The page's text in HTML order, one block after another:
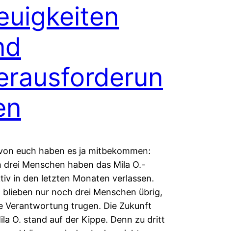
euch haben es ja mitbekommen:
drei Menschen haben das Mila O.-
in den letzten Monaten verlassen.
blieben nur noch drei Menschen übrig,
Verantwortung trugen. Die Zukunft
O. stand auf der Kippe. Denn zu dritt